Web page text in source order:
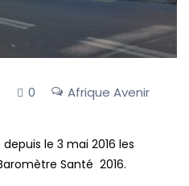
0 Afrique Avenir
le 3 mai 2016 les
Santé 2016.